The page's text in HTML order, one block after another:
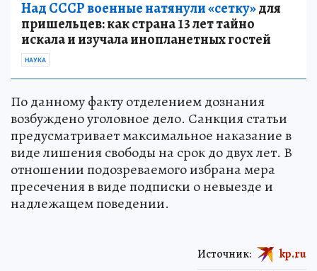
Над СССР военные натянули «сетку»для
пришельцев: как страна 13 лет тайно
искала и изучала инопланетных гостей
НАУКА
По данному факту отделением дознания
возбуждено уголовное дело. Санкция статьи
предусматривает максимальное наказание в
виде лишения свободы на срок до двух лет. В
отношении подозреваемого избрана мера
пресечения в виде подписки о невыезде и
надлежащем поведении.
Источник: kp.ru